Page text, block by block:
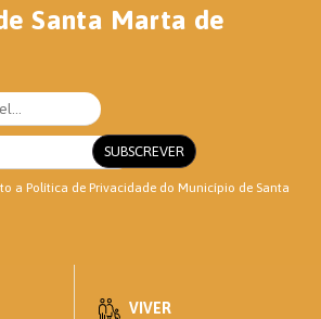
Santa Marta de
a Política de Privacidade do Município de Santa
VIVER